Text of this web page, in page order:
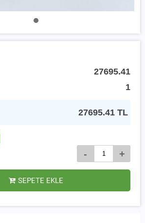
27695.41
1
27695.41 TL
- +
SEPETE EKLE